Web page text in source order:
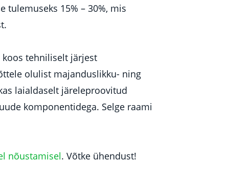
15% – 30%, mis
tehniliselt järjest
olulist majanduslikku- ning
laialdaselt järeleproovitud
komponentidega. Selge raami
nõustamisel. Võtke ühendust!